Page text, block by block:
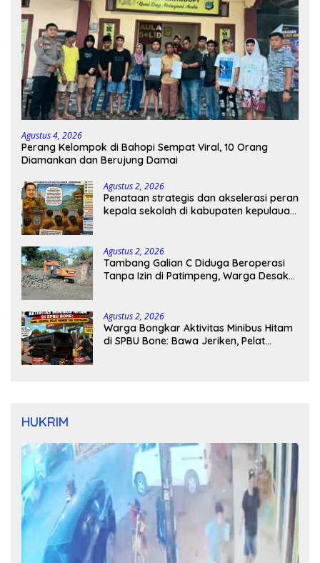
Agustus 4, 2026
Perang Kelompok di Bahopi Sempat Viral, 10 Orang
Diamankan dan Berujung Damai
Agustus 2, 2026
Penataan strategis dan akselerasi peran
kepala sekolah di kabupaten kepulauan
Agustus 2, 2026
Tambang Galian C Diduga Beroperasi
Tanpa Izin di Patimpeng, Warga Desak
Agustus 2, 2026
Warga Bongkar Aktivitas Minibus Hitam
di SPBU Bone: Bawa Jeriken, Pelat
HUKRIM